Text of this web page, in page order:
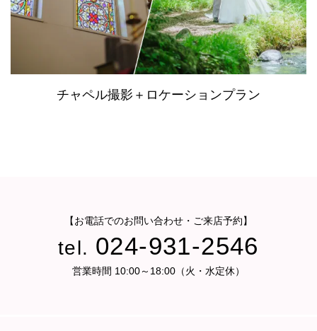
チャペル撮影＋ロケーションプラン
【お電話でのお問い合わせ・ご来店予約】
tel. 024-931-2546
営業時間 10:00～18:00（火・水定休）